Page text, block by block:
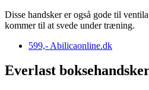
Disse handsker er også gode til
kommer til at svede under træning.
599,- Abilicaonline.dk
Everlast